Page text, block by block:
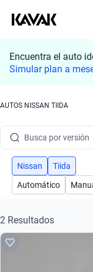
Encuentra el auto
Simular plan a
AUTOS NISSAN TIIDA
Busca por versión
Busca por año
Busca por marca
Busca por modelo
Nissan
Tiida
Automático
2 Resultados